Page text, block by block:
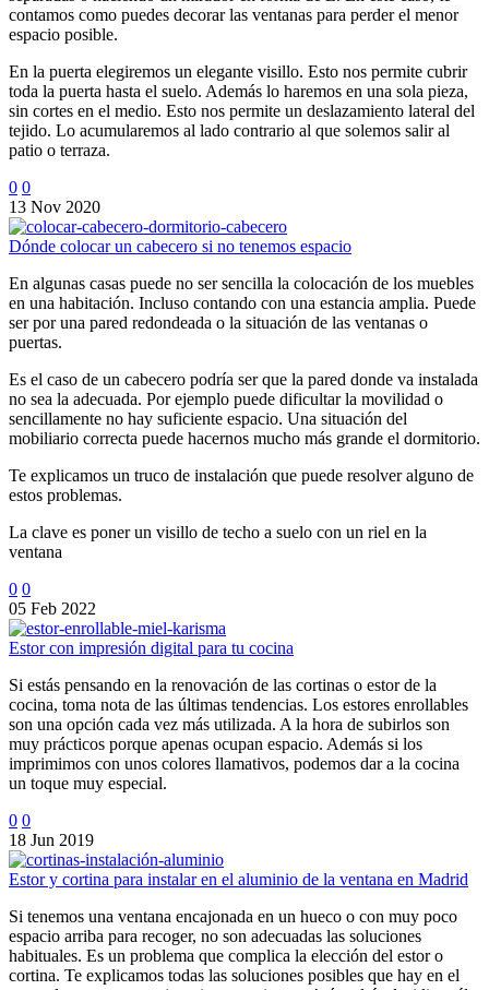
contamos como puedes decorar las ventanas para perder el menor
espacio posible.
En la puerta elegiremos un elegante visillo. Esto nos permite cubrir
toda la puerta hasta el suelo. Además lo haremos en una sola pieza,
sin cortes en el medio. Esto nos permite un deslazamiento lateral del
tejido. Lo acumularemos al lado contrario al que solemos salir al
patio o terraza.
0 0
13 Nov 2020
Dónde colocar un cabecero si no tenemos espacio
En algunas casas puede no ser sencilla la colocación de los muebles
en una habitación. Incluso contando con una estancia amplia. Puede
ser por una pared redondeada o la situación de las ventanas o
puertas.
Es el caso de un cabecero podría ser que la pared donde va instalada
no sea la adecuada. Por ejemplo puede dificultar la movilidad o
sencillamente no hay suficiente espacio. Una situación del
mobiliario correcta puede hacernos mucho más grande el dormitorio.
Te explicamos un truco de instalación que puede resolver alguno de
estos problemas.
La clave es poner un visillo de techo a suelo con un riel en la
ventana
0 0
05 Feb 2022
Estor con impresión digital para tu cocina
Si estás pensando en la renovación de las cortinas o estor de la
cocina, toma nota de las últimas tendencias. Los estores enrollables
son una opción cada vez más utilizada. A la hora de subirlos son
muy prácticos porque apenas ocupan espacio. Además si los
imprimimos con unos colores llamativos, podemos dar a la cocina
un toque muy especial.
0 0
18 Jun 2019
Estor y cortina para instalar en el aluminio de la ventana en Madrid
Si tenemos una ventana encajonada en un hueco o con muy poco
espacio arriba para recoger, no son adecuadas las soluciones
habituales. Es un problema que complica la elección del estor o
cortina. Te explicamos todas las soluciones posibles que hay en el